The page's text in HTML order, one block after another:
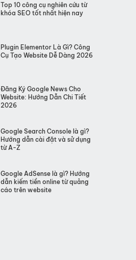
Top 10 công cụ nghiên cứu từ
khóa SEO tốt nhất hiện nay
Plugin Elementor Là Gì? Công
Cụ Tạo Website Dễ Dàng 2026
Đăng Ký Google News Cho
Website: Hướng Dẫn Chi Tiết
2026
Google Search Console là gì?
Hướng dẫn cài đặt và sử dụng
từ A-Z
Google AdSense là gì? Hướng
dẫn kiếm tiền online từ quảng
cáo trên website